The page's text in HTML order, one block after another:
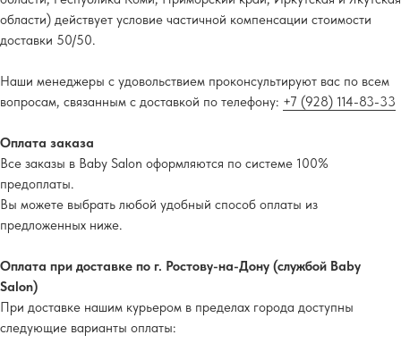
области) действует условие частичной компенсации стоимости
доставки 50/50.
Наши менеджеры с удовольствием проконсультируют вас по всем
вопросам, связанным с доставкой по телефону: +7 (928) 114-83-33
Оплата заказа
Все заказы в Baby Salon оформляются по системе 100%
предоплаты.
Вы можете выбрать любой удобный способ оплаты из
предложенных ниже.
Оплата при доставке по г. Ростову-на-Дону (службой Baby
Salon)
При доставке нашим курьером в пределах города доступны
следующие варианты оплаты: